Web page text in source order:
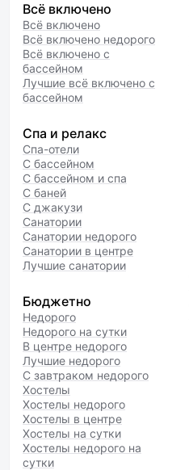
Всё включено
Всё включено
Всё включено недорого
Всё включено с
бассейном
Лучшие всё включено с
бассейном
Спа и релакс
Спа-отели
С бассейном
С бассейном и спа
С баней
С джакузи
Санатории
Санатории недорого
Санатории в центре
Лучшие санатории
Бюджетно
Недорого
Недорого на сутки
В центре недорого
Лучшие недорого
С завтраком недорого
Хостелы
Хостелы недорого
Хостелы в центре
Хостелы на сутки
Хостелы недорого на
сутки